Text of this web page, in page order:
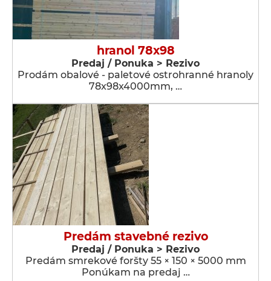
hranol 78x98
Predaj / Ponuka > Rezivo
Prodám obalové - paletové ostrohranné hranoly
78x98x4000mm, …
Predám stavebné rezivo
Predaj / Ponuka > Rezivo
Predám smrekové foršty 55 × 150 × 5000 mm
Ponúkam na predaj …